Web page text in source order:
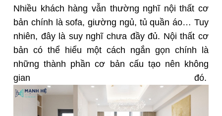
Nhiều khách hàng vẫn thường nghĩ nội thất cơ
bản chính là sofa, giường ngủ, tủ quần áo… Tuy
nhiên, đây là suy nghĩ chưa đầy đủ. Nội thất cơ
bản có thể hiểu một cách ngắn gọn chính là
những thành phần cơ bản cấu tạo nên không
gian đó.